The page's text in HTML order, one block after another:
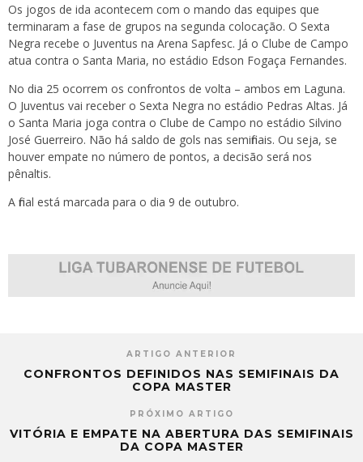
Os jogos de ida acontecem com o mando das equipes que
terminaram a fase de grupos na segunda colocação. O Sexta
Negra recebe o Juventus na Arena Sapfesc. Já o Clube de Campo
atua contra o Santa Maria, no estádio Edson Fogaça Fernandes.
No dia 25 ocorrem os confrontos de volta – ambos em Laguna.
O Juventus vai receber o Sexta Negra no estádio Pedras Altas. Já
o Santa Maria joga contra o Clube de Campo no estádio Silvino
José Guerreiro. Não há saldo de gols nas semifinais. Ou seja, se
houver empate no número de pontos, a decisão será nos
pênaltis.
A final está marcada para o dia 9 de outubro.
ARTIGO ANTERIOR
CONFRONTOS DEFINIDOS NAS SEMIFINAIS DA
COPA MASTER
PRÓXIMO ARTIGO
VITÓRIA E EMPATE NA ABERTURA DAS SEMIFINAIS
DA COPA MASTER